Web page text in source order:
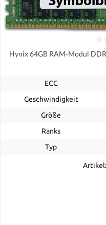
Hynix 64GB RAM-Modul
ECC
Geschwindigkeit
Größe
Ranks
Typ